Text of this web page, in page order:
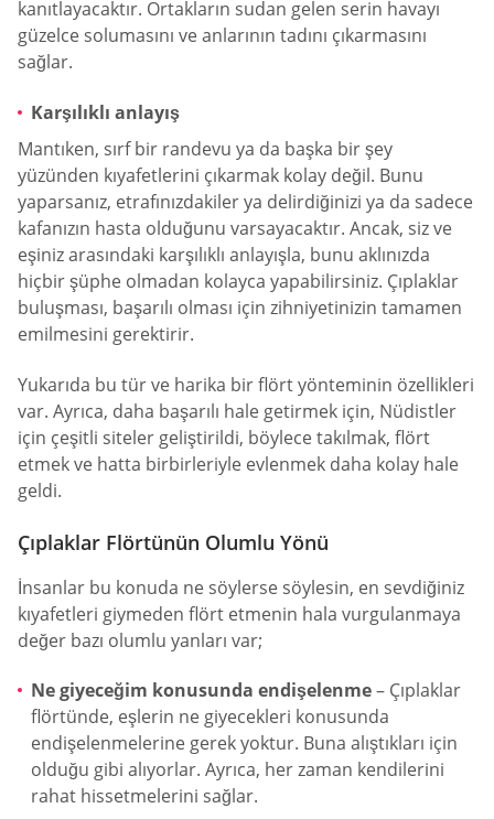
kanıtlayacaktır. Ortakların sudan gelen serin havayı
güzelce solumasını ve anlarının tadını çıkarmasını
sağlar.
Karşılıklı anlayış
Mantıken, sırf bir randevu ya da başka bir şey
yüzünden kıyafetlerini çıkarmak kolay değil. Bunu
yaparsanız, etrafınızdakiler ya delirdiğinizi ya da sadece
kafanızın hasta olduğunu varsayacaktır. Ancak, siz ve
eşiniz arasındaki karşılıklı anlayışla, bunu aklınızda
hiçbir şüphe olmadan kolayca yapabilirsiniz. Çıplaklar
buluşması, başarılı olması için zihniyetinizin tamamen
emilmesini gerektirir.
Yukarıda bu tür ve harika bir flört yönteminin özellikleri
var. Ayrıca, daha başarılı hale getirmek için, Nüdistler
için çeşitli siteler geliştirildi, böylece takılmak, flört
etmek ve hatta birbirleriyle evlenmek daha kolay hale
geldi.
Çıplaklar Flörtünün Olumlu Yönü
İnsanlar bu konuda ne söylerse söylesin, en sevdiğiniz
kıyafetleri giymeden flört etmenin hala vurgulanmaya
değer bazı olumlu yanları var;
Ne giyeceğim konusunda endişelenme– Çıplaklar
flörtünde, eşlerin ne giyecekleri konusunda
endişelenmelerine gerek yoktur. Buna alıştıkları için
olduğu gibi alıyorlar. Ayrıca, her zaman kendilerini
rahat hissetmelerini sağlar.